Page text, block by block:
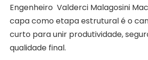
Engenheiro Valderci Malagosini
capa como etapa estrutural é o
curto para unir produtividade,
qualidade final.